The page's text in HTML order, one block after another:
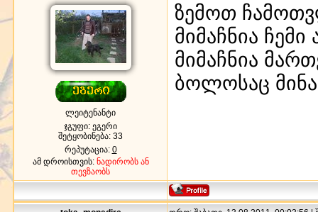
ლეიტენანტი
ჯგუფი: ეგერი
შეტყობინება: 33
რეპუტაცია: 0
ამ დროისთვის: ნადირობს ან
თევზაობს
ზემოთ
მიმაჩნია
მიმაჩნია
ბოლოსაც